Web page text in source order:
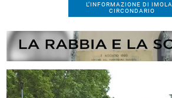
L’INFORMAZIONE DI
CIRCONDARIO